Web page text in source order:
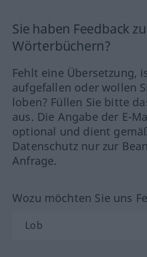
Sie haben Feedback
Wörterbüchern?
Fehlt eine Übersetzung,
aufgefallen oder wollen
loben? Füllen Sie bitte
aus. Die Angabe der E-
optional und dient
Datenschutz nur zur
Anfrage.
Wozu möchten Sie uns